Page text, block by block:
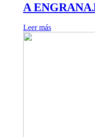
A
Leer más